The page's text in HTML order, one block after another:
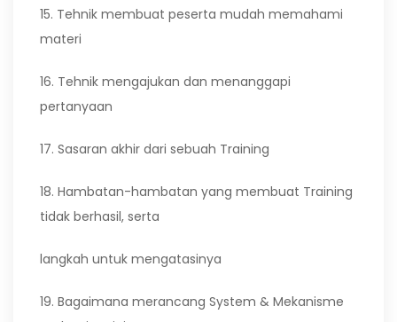
15. Tehnik membuat peserta mudah memahami
materi
16. Tehnik mengajukan dan menanggapi
pertanyaan
17. Sasaran akhir dari sebuah Training
18. Hambatan-hambatan yang membuat Training
tidak berhasil, serta
langkah untuk mengatasinya
19. Bagaimana merancang System & Mekanisme